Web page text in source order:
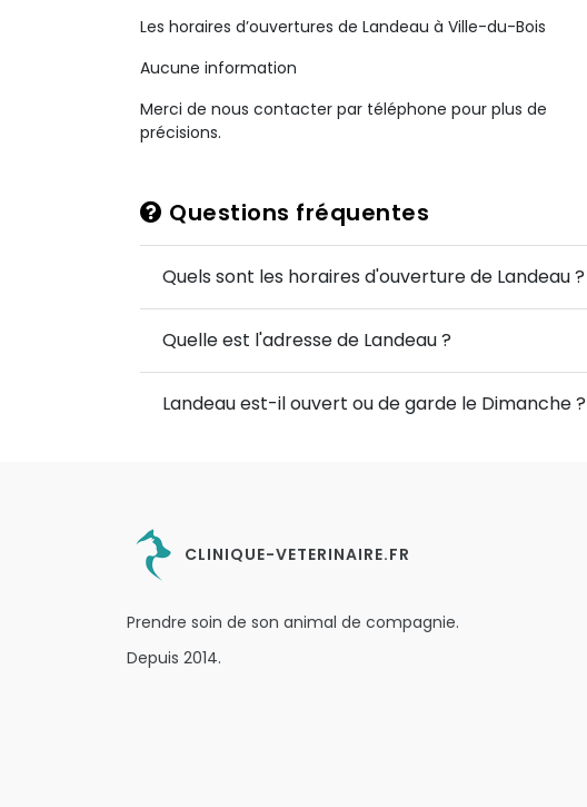
Les horaires d’ouvertures de Landeau à Ville-du-Bois
Aucune information
Merci de nous contacter par téléphone pour plus de
précisions.
Questions fréquentes
Quels sont les horaires d'ouverture de Landeau ?
Quelle est l'adresse de Landeau ?
Landeau est-il ouvert ou de garde le Dimanche ?
CLINIQUE-VETERINAIRE.FR
Prendre soin de son animal de compagnie.
Depuis 2014.